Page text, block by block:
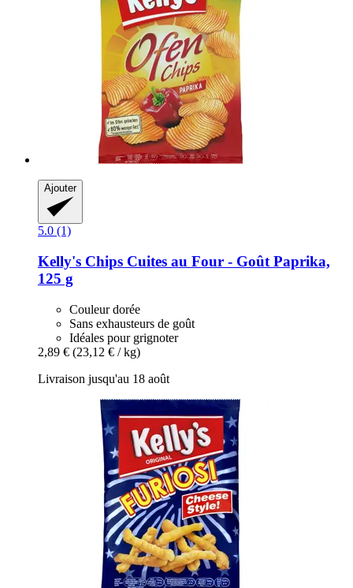
Ajouter
5.0 (1)
Kelly's Chips Cuites au Four -​ Goût Paprika,
125 g
Couleur dorée
Sans exhausteurs de goût
Idéales pour grignoter
2,89 € (23,12 € / kg)
Livraison jusqu'au 18 août